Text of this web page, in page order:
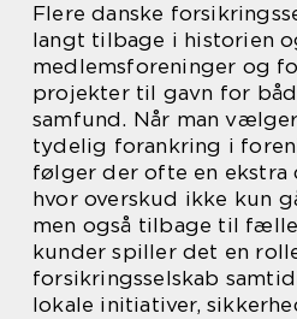
Flere danske
langt tilbage i historien
medlemsforeninger og
projekter til gavn for
samfund. Når man
tydelig forankring i
følger der ofte en ekstra
hvor overskud ikke kun
men også tilbage til
kunder spiller det en
forsikringsselskab
lokale initiativer,